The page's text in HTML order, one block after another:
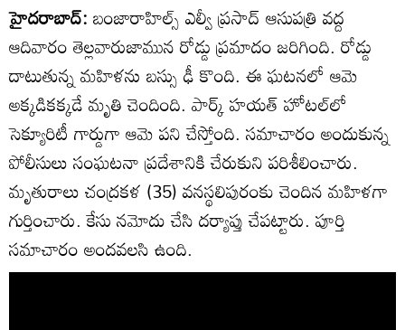
హైదరాబాద్:బంజారాహిల్స్ ఎల్వీ ప్రసాద్ ఆసుపత్రి వద్ద
ఆదివారం తెల్లవారుజామున రోడ్డు ప్రమాదం జరిగింది. రోడ్డు
దాటుతున్న మహిళను బస్సు ఢీ కొంది. ఈ ఘటనలో ఆమె
అక్కడికక్కడే మృతి చెందింది. పార్క్ హయత్‌ హోటల్‌లో
సెక్యూరిటీ గార్డుగా ఆమె పని చేస్తోంది. సమాచారం అందుకున్న
పోలీసులు సంఘటనా ప్రదేశానికి చేరుకుని పరిశీలించారు.
మృతురాలు చంద్రకళ (35) వనస్థలిపురంకు చెందిన మహిళగా
గుర్తించారు. కేసు నమోదు చేసి దర్యాప్తు చేపట్టారు. పూర్తి
సమాచారం అందవలసి ఉంది.